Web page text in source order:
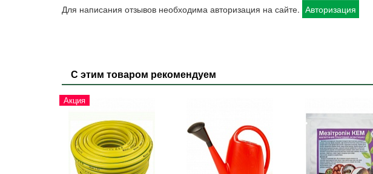
Для написания отзывов необходима авторизация на сайте. Авторизация
С этим товаром рекомендуем
Акция